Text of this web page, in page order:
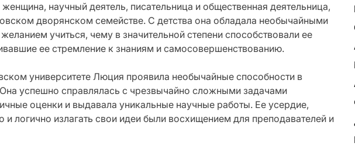
научный деятель, писательница и общественная деятельница,
дворянском семействе. С детства она обладала необычайными
учиться, чему в значительной степени способствовали ее
ее стремление к знаниям и самосовершенствованию.
университете Люция проявила необычайные способности в
Она успешно справлялась с чрезвычайно сложными задачами
оценки и выдавала уникальные научные работы. Ее усердие,
и логично излагать свои идеи были восхищением для преподавателей и